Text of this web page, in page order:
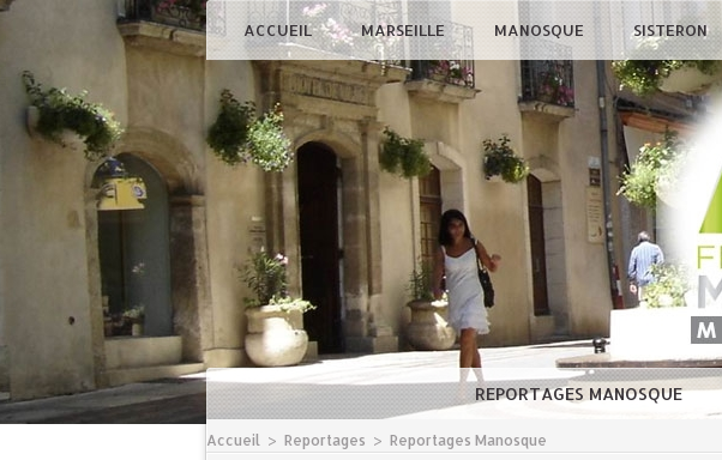
ACCUEIL MARSEILLE MANOSQUE SISTERON
REPORTAGES MANOSQUE
Accueil > Reportages > Reportages Manosque